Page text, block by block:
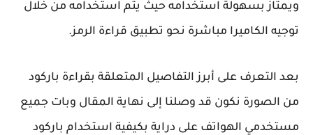
ويمتاز بسهولة استخدامه حيث يتم استخدامه من خلال
توجيه الكاميرا مباشرة نحو تطبيق قراءة الرمز.
بعد التعرف على أبرز التفاصيل المتعلقة بقراءة باركود
من الصورة نكون قد وصلنا إلى نهاية المقال وبات جميع
مستخدمي الهواتف على دراية بكيفية استخدام باركود